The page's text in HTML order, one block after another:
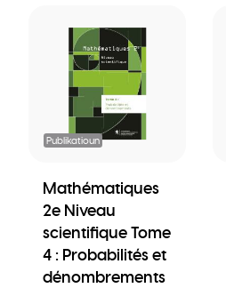
Publikatioun
Mathématiques
2e Niveau
scientifique Tome
4 : Probabilités et
dénombrements